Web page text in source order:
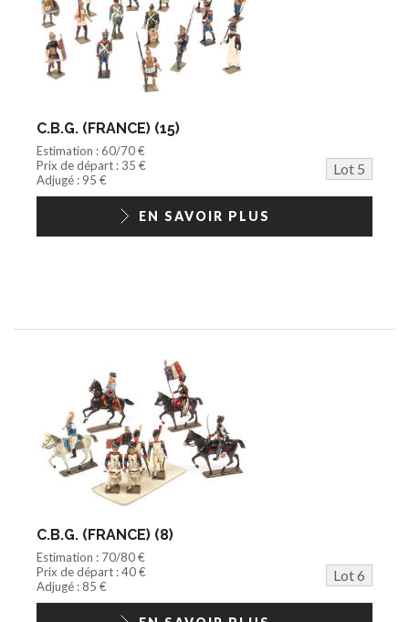
C.B.G. (FRANCE) (15)
Estimation : 60/70 €
Prix de départ : 35 €
Lot 5
Adjugé : 95 €
EN SAVOIR PLUS
C.B.G. (FRANCE) (8)
Estimation : 70/80 €
Prix de départ : 40 €
Lot 6
Adjugé : 85 €